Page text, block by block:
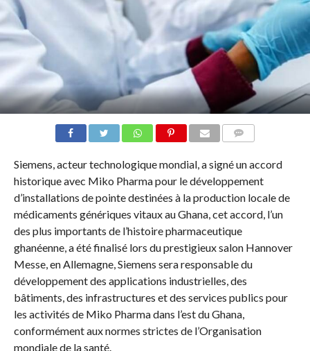
Siemens, acteur technologique mondial, a signé un accord
historique avec Miko Pharma pour le développement
d’installations de pointe destinées à la production locale de
médicaments génériques vitaux au Ghana, cet accord, l’un
des plus importants de l’histoire pharmaceutique
ghanéenne, a été finalisé lors du prestigieux salon Hannover
Messe, en Allemagne, Siemens sera responsable du
développement des applications industrielles, des
bâtiments, des infrastructures et des services publics pour
les activités de Miko Pharma dans l’est du Ghana,
conformément aux normes strictes de l’Organisation
mondiale de la santé.